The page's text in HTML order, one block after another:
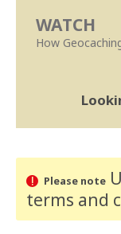
WATCH
How
Please note
terms and